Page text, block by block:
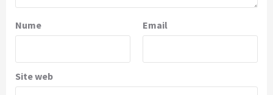
Nume Email
Site web